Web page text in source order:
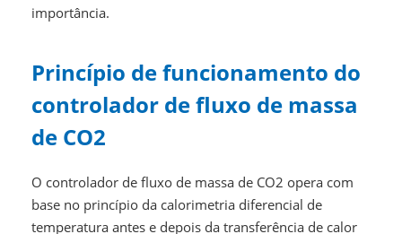
importância.
Princípio de funcionamento do
controlador de fluxo de massa
de CO2
O controlador de fluxo de massa de CO2 opera com
base no princípio da calorimetria diferencial de
temperatura antes e depois da transferência de calor